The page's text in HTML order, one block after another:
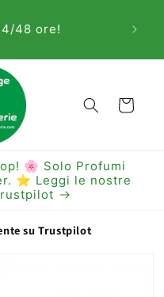
48 ore!
Carrello
🌸 Solo Profumi
⭐ Leggi le nostre
su Trustpilot